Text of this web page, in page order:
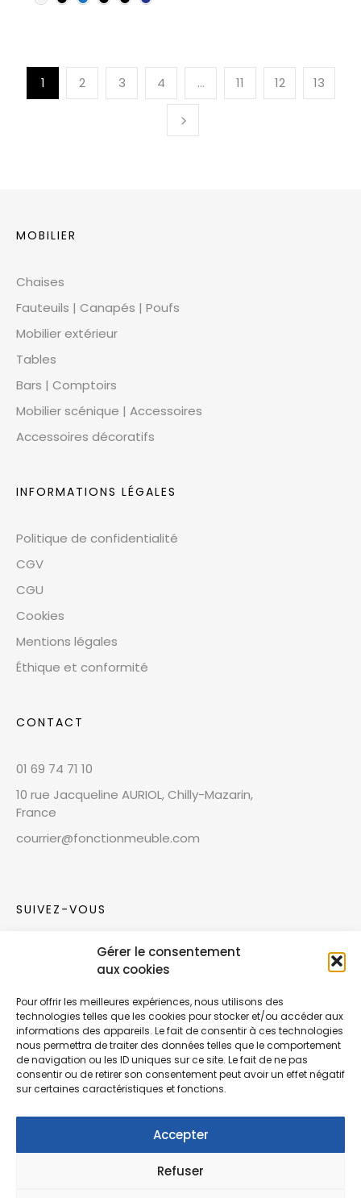
Gérer le consentement
aux cookies
Pour offrir les meilleures expériences, nous utilisons des
technologies telles que les cookies pour stocker et/ou accéder aux
informations des appareils. Le fait de consentir à ces technologies
nous permettra de traiter des données telles que le comportement
de navigation ou les ID uniques sur ce site. Le fait de ne pas
consentir ou de retirer son consentement peut avoir un effet négatif
sur certaines caractéristiques et fonctions.
Accepter
Refuser
1 2 3 4 … 11 12 13
MOBILIER
Chaises
Fauteuils | Canapés | Poufs
Mobilier extérieur
Tables
Bars | Comptoirs
Mobilier scénique | Accessoires
Accessoires décoratifs
INFORMATIONS LÉGALES
Politique de confidentialité
CGV
CGU
Cookies
Mentions légales
Éthique et conformité
CONTACT
01 69 74 71 10
10 rue Jacqueline AURIOL, Chilly-Mazarin,
France
courrier@fonctionmeuble.com
SUIVEZ-VOUS
Rejoignez notre communauté sur les réseaux
Nouvelles collections, vie de l’équipe ou
inspirations : soyez informés de nos dernières
actualités.
© Copyright Fonction Meuble